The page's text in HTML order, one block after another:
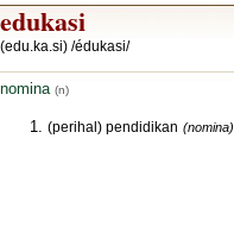
edukasi
(edu.ka.si) /édukasi/
nomina (n)
(perihal) pendidikan (nomina)